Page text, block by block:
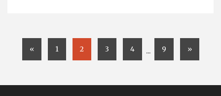
« 1 2 3 4 ... 9 »